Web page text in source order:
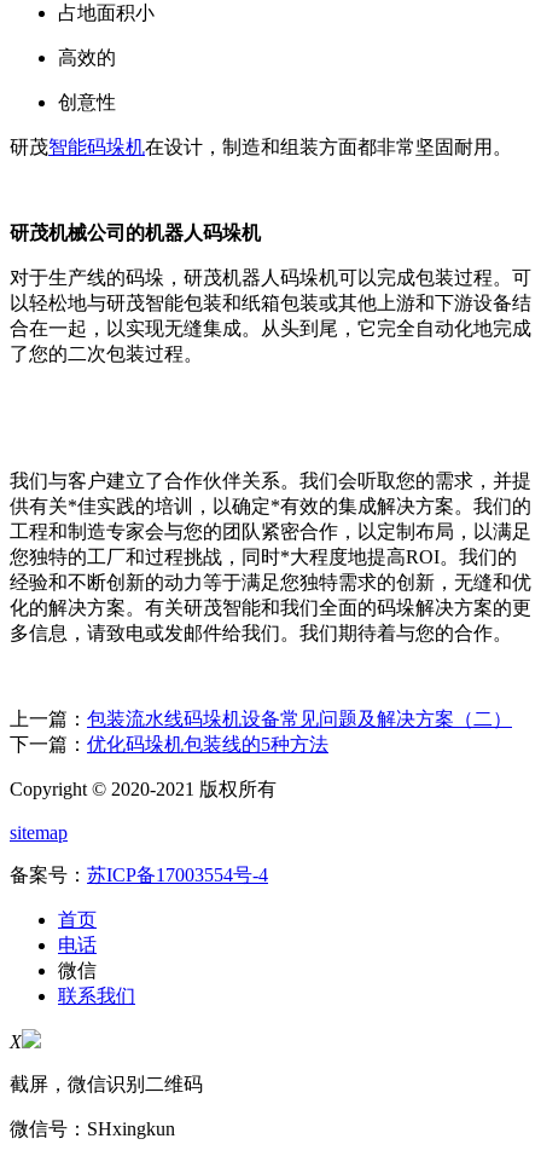
占地面积小
高效的
创意性
研茂智能码垛机在设计，制造和组装方面都非常坚固耐用。
研茂机械公司的机器人码垛机
对于生产线的码垛，研茂机器人码垛机可以完成包装过程。可
以轻松地与研茂智能包装和纸箱包装或其他上游和下游设备结
合在一起，以实现无缝集成。从头到尾，它完全自动化地完成
了您的二次包装过程。
我们与客户建立了合作伙伴关系。我们会听取您的需求，并提
供有关*佳实践的培训，以确定*有效的集成解决方案。我们的
工程和制造专家会与您的团队紧密合作，以定制布局，以满足
您独特的工厂和过程挑战，同时*大程度地提高ROI。我们的
经验和不断创新的动力等于满足您独特需求的创新，无缝和优
化的解决方案。有关研茂智能和我们全面的码垛解决方案的更
多信息，请致电或发邮件给我们。我们期待着与您的合作。
上一篇： 包装流水线码垛机设备常见问题及解决方案（二）
下一篇： 优化码垛机包装线的5种方法
Copyright © 2020-2021 版权所有
sitemap
备案号： 苏ICP备17003554号-4
首页
电话
微信
联系我们
X
截屏，微信识别二维码
微信号： SHxingkun